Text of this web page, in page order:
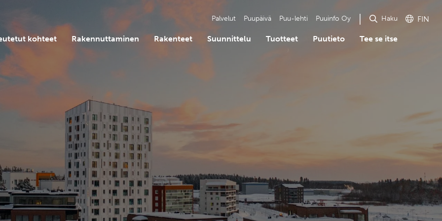
Palvelut Puupäivä Puu-lehti Puuinfo Oy Haku FIN
kohteet Rakennuttaminen Rakenteet Suunnittelu Tuotteet Puutieto Tee se itse